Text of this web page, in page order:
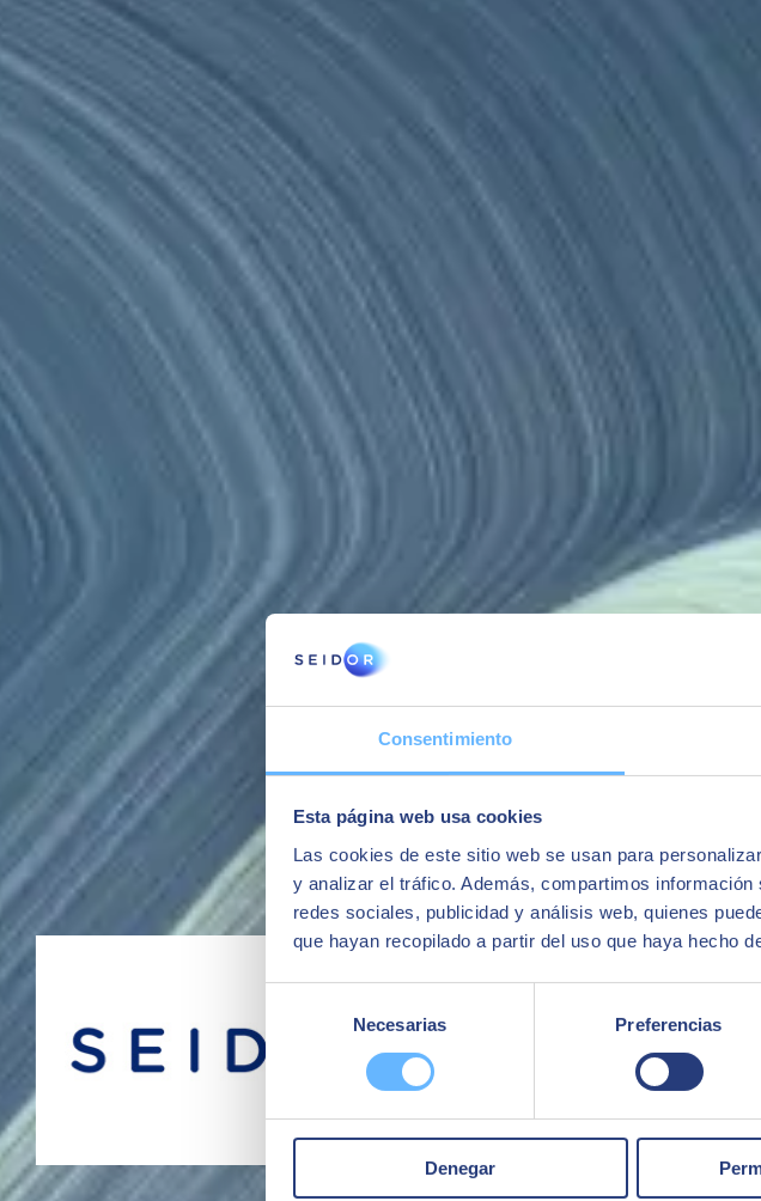
Consentimiento
Esta página web usa cookies
Las cookies de este sitio web se usan para
y analizar el tráfico. Además, compartimos
redes sociales, publicidad y análisis web, quienes
que hayan recopilado a partir del uso que haya hecho
consentimiento
Necesarias Preferencias
Denegar
Ulises WMS es nuestra solución completa para la gestión de almacenes, con una elevada
SEIDOR Products
Ulises WMS
Ulises WMS es nuestra solución completa para la gestión de almacenes, con una elevada
La gestión de almacenes clave para la compañía siempre es compleja, Ulises WMS la facilita
cual, ofrece un gran poder de adaptación con alta eficacia y el apoyo de nuestro servicio de
Una solución integral que mejora y potencia la gestión de almacenes en toda su magnitud.
Propuesta de valor
Solución integral
Toda la gestión con trazabilidad completa.
Multiempresa, multicentro, integración con
producción, múltiple interfaz, etc.
Adaptable
Software propio con departamento exclusivo de
Capacidades
Experiencia
Ofrecemos nuestra experiencia de más de 25 años en cientos de proyectos en múltiples sectores.
Consultoría
Disponemos de un equipo de más de 20 profesionales expertos en soluciones de gestión de
de su almacén.
Futuro
Realizamos mejora continua de nuestro software basándonos en la experiencia, incluyendo